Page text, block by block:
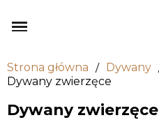
Strona główna Dywany
Dywany zwierzęce
Dywany zwierzęce